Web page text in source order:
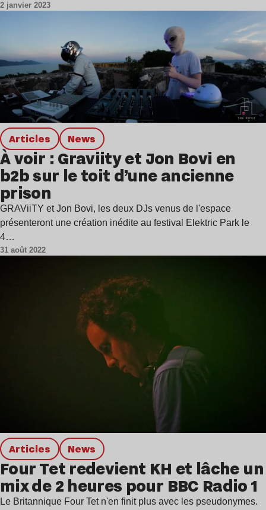
2 janvier 2023
Articles news
À voir : Graviity et Jon Bovi en
b2b sur le toit d’une ancienne
prison
GRAViiTY et Jon Bovi, les deux DJs venus de l'espace
présenteront une création inédite au festival Elektric Park le
4…
31 août 2022
Articles news
Four Tet redevient KH et lâche un
mix de 2 heures pour BBC Radio 1
Le Britannique Four Tet n'en finit plus avec les pseudonymes.